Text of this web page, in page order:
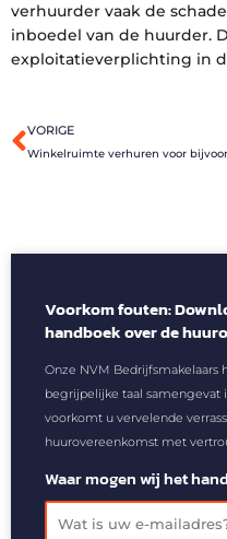
verhuurder vaak de
inboedel van de huurder.
exploitatieverplichting in
Vorige
VORIGE
Voorkom fouten:
handboek over de
Onze NVM Bedrijfsmakelaars
begrijpelijke taal samengevat
voorkomt u vervelende
huurovereenkomst met
Waar mogen wij het